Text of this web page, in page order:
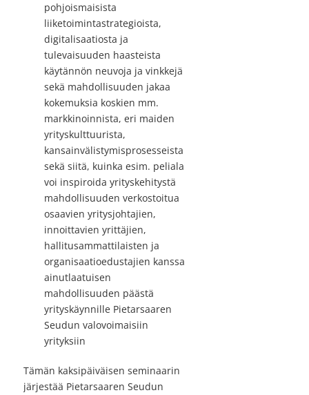
pohjoismaisista
liiketoimintastrategioista,
digitalisaatiosta ja
tulevaisuuden haasteista
käytännön neuvoja ja vinkkejä
sekä mahdollisuuden jakaa
kokemuksia koskien mm.
markkinoinnista, eri maiden
yrityskulttuurista,
kansainvälistymisprosesseista
sekä siitä, kuinka esim. peliala
voi inspiroida yrityskehitystä
mahdollisuuden verkostoitua
osaavien yritysjohtajien,
innoittavien yrittäjien,
hallitusammattilaisten ja
organisaatioedustajien kanssa
ainutlaatuisen
mahdollisuuden päästä
yrityskäynnille Pietarsaaren
Seudun valovoimaisiin
yrityksiin
Tämän kaksipäiväisen seminaarin
järjestää Pietarsaaren Seudun